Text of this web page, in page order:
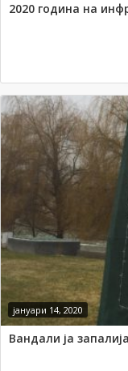
2020 година на
јануари 14, 2020
Вандали ја